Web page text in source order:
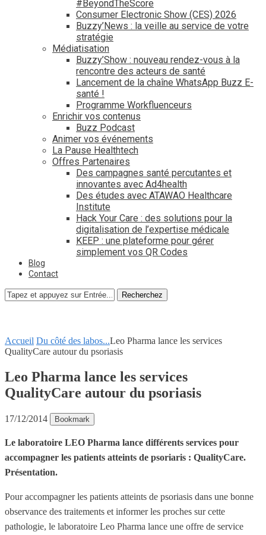
#BeyondTheScore
Consumer Electronic Show (CES) 2026
Buzzy’News : la veille au service de votre
stratégie
Médiatisation
Buzzy’Show : nouveau rendez-vous à la
rencontre des acteurs de santé
Lancement de la chaîne WhatsApp Buzz E-
santé !
Programme Workfluenceurs
Enrichir vos contenus
Buzz Podcast
Animer vos événements
La Pause Healthtech
Offres Partenaires
Des campagnes santé percutantes et
innovantes avec Ad4health
Des études avec ATAWAO Healthcare
Institute
Hack Your Care : des solutions pour la
digitalisation de l’expertise médicale
KEEP : une plateforme pour gérer
simplement vos QR Codes
Blog
Contact
Recherchez
Accueil Du côté des labos...Leo Pharma lance les services
QualityCare autour du psoriasis
Leo Pharma lance les services
QualityCare autour du psoriasis
17/12/2014 Bookmark
Le laboratoire LEO Pharma lance différents services pour
accompagner les patients atteints de psoriaris : QualityCare.
Présentation.
Pour accompagner les patients atteints de psoriasis dans une bonne
observance des traitements et informer les proches sur cette
pathologie, le laboratoire Leo Pharma lance une offre de service